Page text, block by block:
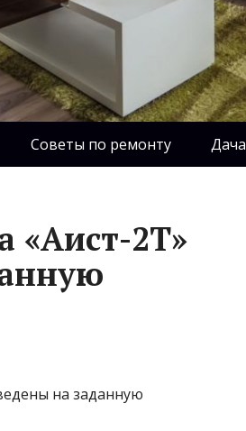
Советы по ремонту Дача
«Аист-2Т»